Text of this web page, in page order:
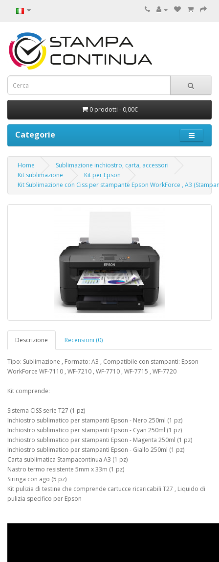
0 prodotti - 0,00€
Categorie
Home
Sublimazione inchiostro, carta, accessori
Kit sublimazione
Kit per Epson
Kit Sublimazione con Ciss per stampante Epson WorkForce , A3
Descrizione Recensioni (0)
Tipo: Sublimazione , Formato: A3 , Compatibile con stampanti: Epson
WorkForce WF-7110 , WF‑7210 , WF‑7710 , WF-7715 , WF‑7720
Kit comprende:
Sistema CISS serie T27 (1 pz)
Inchiostro sublimatico per stampanti Epson - Nero 250ml (1 pz)
Inchiostro sublimatico per stampanti Epson - Cyan 250ml (1 pz)
Inchiostro sublimatico per stampanti Epson - Magenta 250ml (1 pz)
Inchiostro sublimatico per stampanti Epson - Giallo 250ml (1 pz)
Carta sublimatica Stampacontinua A3 (1 pz)
Nastro termo resistente 5mm x 33m (1 pz)
Siringa con ago (5 pz)
Kit pulizia di testine che comprende cartucce ricaricabili T27 , Liquido di
pulizia specifico per Epson